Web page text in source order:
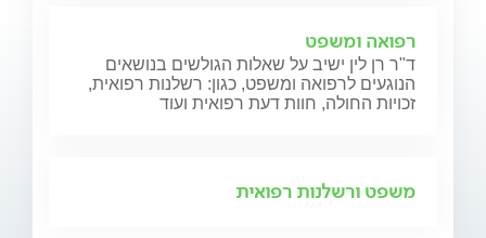
רפואה ומשפט
ד"ר רן לין ישיב על שאלות הגולשים בנושאים
הנוגעים לרפואה ומשפט, כגון: רשלנות רפואית,
זכויות החולה, חוות דעת רפואית ועוד
משפט ורשלנות רפואית